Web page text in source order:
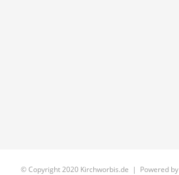
© Copyright 2020 Kirchworbis.de | Powered by